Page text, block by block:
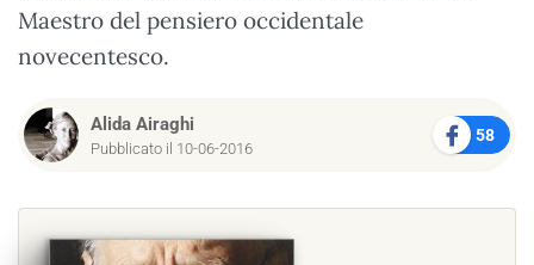
Maestro del pensiero occidentale
novecentesco.
Alida Airaghi
Pubblicato il 10-06-2016
58